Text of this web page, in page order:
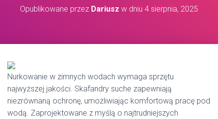
Opublikowane przez Dariusz w dniu 4 sierpnia, 2025
Nurkowanie w zimnych wodach wymaga sprzętu
najwyższej jakości. Skafandry suche zapewniają
niezrównaną ochronę, umożliwiając komfortową pracę pod
wodą. Zaprojektowane z myślą o najtrudniejszych